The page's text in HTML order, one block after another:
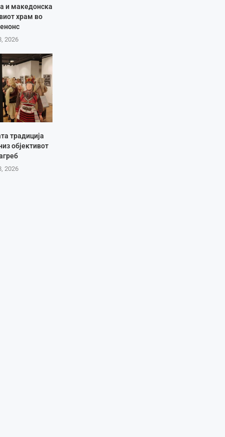
и македонска
храм во
2026
традиција
објективот
2026